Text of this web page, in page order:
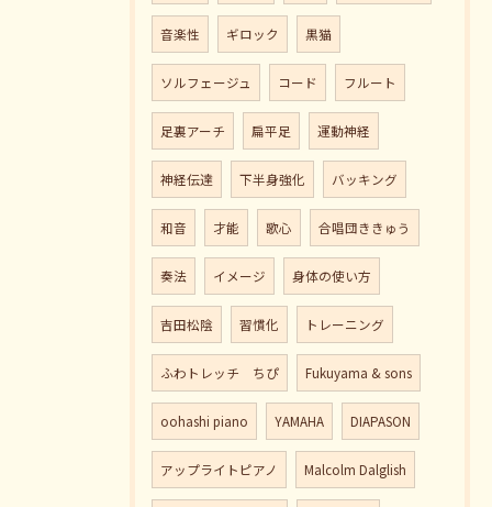
音楽性 ギロック 黒猫
ソルフェージュ コード フルート
足裏アーチ 扁平足 運動神経
神経伝達 下半身強化 バッキング
和音 才能 歌心 合唱団ききゅう
奏法 イメージ 身体の使い方
吉田松陰 習慣化 トレーニング
ふわトレッチ ちぴ Fukuyama & sons
oohashi piano YAMAHA DIAPASON
アップライトピアノ Malcolm Dalglish